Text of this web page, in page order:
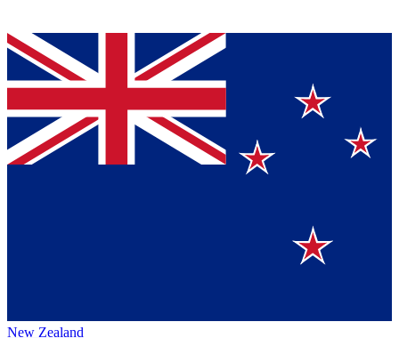
New Zealand